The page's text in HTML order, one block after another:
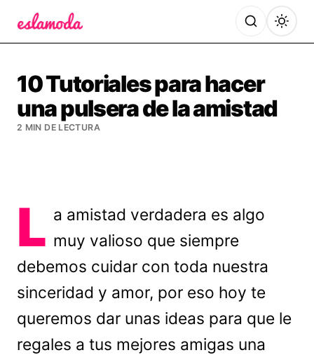
10 Tutoriales para hacer
una pulsera de la amistad
2 MIN DE LECTURA
L a amistad verdadera es algo
muy valioso que siempre
debemos cuidar con toda nuestra
sinceridad y amor, por eso hoy te
queremos dar unas ideas para que le
regales a tus mejores amigas una